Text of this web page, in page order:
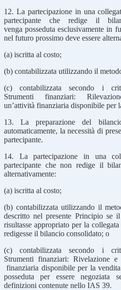
12. La partecipazione in una
partecipante che redige il
venga posseduta esclusivamente in
nel futuro prossimo deve essere
(a) iscritta al costo;
(b) contabilizzata utilizzando il
(c) contabilizzata secondo i
Strumenti finanziari:
un’attività finanziaria disponibile per
13. La preparazione del
automaticamente, la necessità di
partecipante.
14. La partecipazione in una
partecipante che non redige il
alternativamente:
(a) iscritta al costo;
(b) contabilizzata utilizzando il
descritto nel presente Principio se
risultasse appropriato per la
redigesse il bilancio consolidato; o
(c) contabilizzata secondo i
Strumenti finanziari: Rivelazione e
finanziaria disponibile per la
posseduta per essere negoziata
definizioni contenute nello IAS 39.